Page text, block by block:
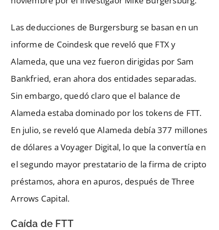
Las deducciones de Burgersburg se basan en un
informe de Coindesk que reveló que FTX y
Alameda, que una vez fueron dirigidas por Sam
Bankfried, eran ahora dos entidades separadas.
Sin embargo, quedó claro que el balance de
Alameda estaba dominado por los tokens de FTT.
En julio, se reveló que Alameda debía 377 millones
de dólares a Voyager Digital, lo que la convertía en
el segundo mayor prestatario de la firma de cripto
préstamos, ahora en apuros, después de Three
Arrows Capital.
Caída de FTT